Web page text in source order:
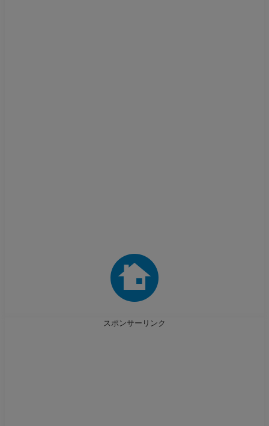
スポンサーリンク